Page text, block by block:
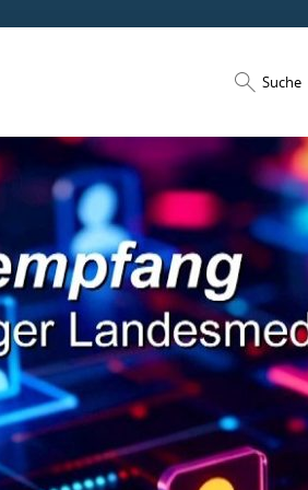
Suche